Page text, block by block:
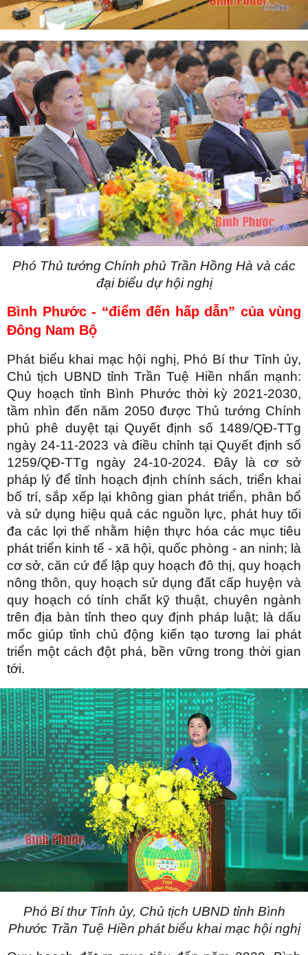
Phó Thủ tướng Chính phủ Trần Hồng Hà và các
đại biểu dự hội nghị
Bình Phước - “điểm đến hấp dẫn” của vùng
Đông Nam Bộ
Phát biểu khai mạc hội nghị, Phó Bí thư Tỉnh ủy,
Chủ tịch UBND tỉnh Trần Tuệ Hiền nhấn mạnh:
Quy hoạch tỉnh Bình Phước thời kỳ 2021-2030,
tầm nhìn đến năm 2050 được Thủ tướng Chính
phủ phê duyệt tại Quyết định số 1489/QĐ-TTg
ngày 24-11-2023 và điều chỉnh tại Quyết định số
1259/QĐ-TTg ngày 24-10-2024. Đây là cơ sở
pháp lý để tỉnh hoạch định chính sách, triển khai
bố trí, sắp xếp lại không gian phát triển, phân bổ
và sử dụng hiệu quả các nguồn lực, phát huy tối
đa các lợi thế nhằm hiện thực hóa các mục tiêu
phát triển kinh tế - xã hội, quốc phòng - an ninh; là
cơ sở, căn cứ để lập quy hoạch đô thị, quy hoạch
nông thôn, quy hoạch sử dụng đất cấp huyện và
quy hoạch có tính chất kỹ thuật, chuyên ngành
trên địa bàn tỉnh theo quy định pháp luật; là dấu
mốc giúp tỉnh chủ động kiến tạo tương lai phát
triển một cách đột phá, bền vững trong thời gian
tới.
Phó Bí thư Tỉnh ủy, Chủ tịch UBND tỉnh Bình
Phước Trần Tuệ Hiền phát biểu khai mạc hội nghị